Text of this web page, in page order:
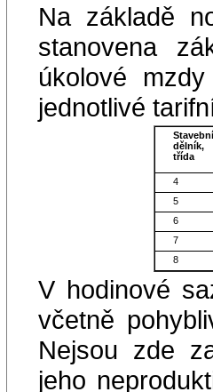
Na základě
stanovena
úkolové
jednotlivé
Stavební
dělník,
třída
4
5
6
7
8
V hodinové
včetně
Nejsou zde
jeho